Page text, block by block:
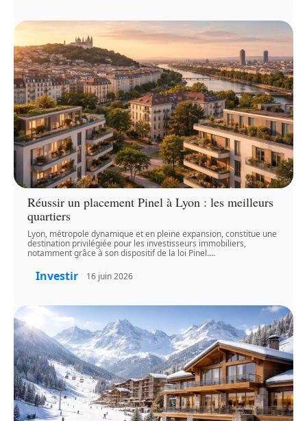
Réussir un placement Pinel à Lyon : les meilleurs
quartiers
Lyon, métropole dynamique et en pleine expansion, constitue une
destination privilégiée pour les investisseurs immobiliers,
notamment grâce à son dispositif de la loi Pinel.…
Investir 16 juin 2026